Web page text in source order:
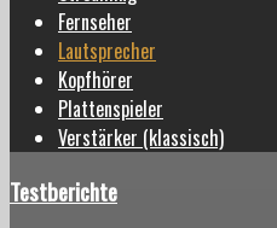
Fernseher
Lautsprecher
Kopfhörer
Plattenspieler
Verstärker (klassisch)
Testberichte